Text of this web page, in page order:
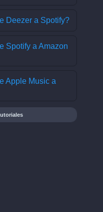
Deezer a Spotify?
Spotify a Amazon
Apple Music a